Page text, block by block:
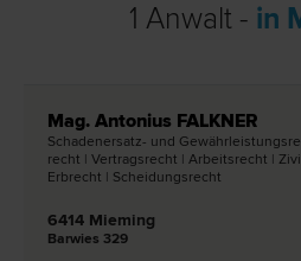
1 Anwalt - in
Mag. Antonius FALKNER
Schadenersatz- und
recht | Vertrags­recht | Arbeits­recht |
Erb­recht | Scheidungs­recht
6414 Mieming
Barwies 329